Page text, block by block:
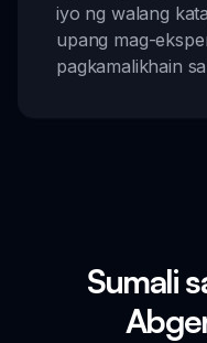
iyo ng walang
upang mag-
pagkamalikhain
Sumali